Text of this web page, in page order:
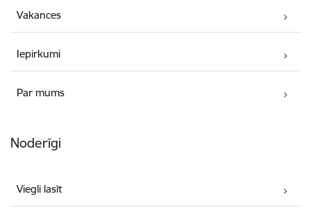
Vakances
Iepirkumi
Par mums
Noderīgi
Viegli lasīt